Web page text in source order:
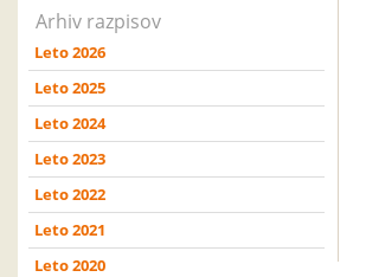
Arhiv razpisov
Leto 2026
Leto 2025
Leto 2024
Leto 2023
Leto 2022
Leto 2021
Leto 2020